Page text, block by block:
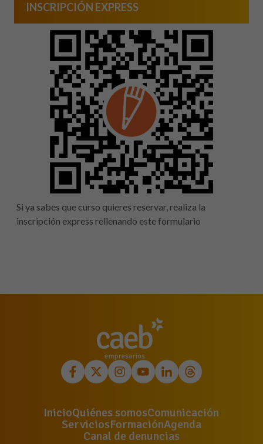
INSCRIPCIÓN EXPRESS
Si ya sabes que curso quieres reservar, realiza la
inscripción express rellenando este formulario
InicioQuiénes somosComunicación
ServiciosFormaciónAgenda
Canal de denuncias